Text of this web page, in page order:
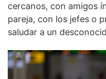
cercanos, con amigos
pareja, con los jefes o
saludar a un